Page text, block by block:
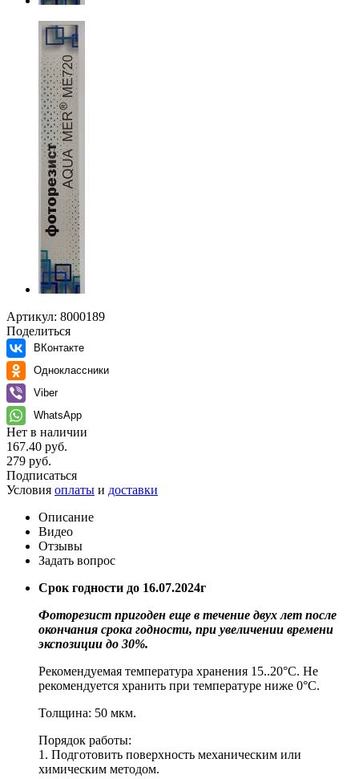
Артикул: 8000189
Поделиться
ВКонтакте
Одноклассники
Viber
WhatsApp
Нет в наличии
167.40 руб.
279 руб.
Подписаться
Условия оплаты и доставки
Описание
Видео
Отзывы
Задать вопрос
Срок годности до 16.07.2024г
Фоторезист пригоден еще в течение двух лет после
окончания срока годности, при увеличении времени
экспозиции до 30%.
Рекомендуемая температура хранения 15..20°С. Не
рекомендуется хранить при температуре ниже 0°С.
Толщина: 50 мкм.
Порядок работы:
1. Подготовить поверхность механическим или
химическим методом.